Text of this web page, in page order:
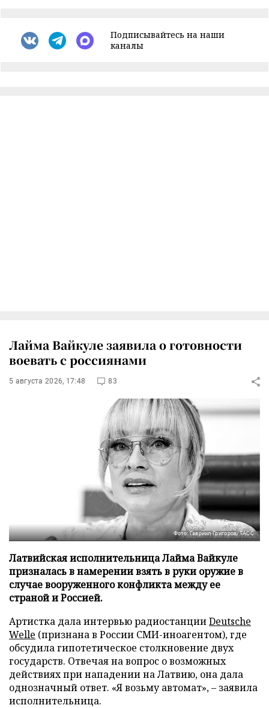
Подписывайтесь на наши
каналы
Лайма Вайкуле заявила о готовности
воевать с россиянами
5 августа 2026, 17:48 83
Фото: Гавриил Григоров/ТАСС
Латвийская исполнительница Лайма Вайкуле
призналась в намерении взять в руки оружие в
случае вооруженного конфликта между ее
страной и Россией.
Артистка дала интервью радиостанцииDeutsche
Welle (признана в России СМИ-иноагентом), где
обсудила гипотетическое столкновение двух
государств. Отвечая на вопрос о возможных
действиях при нападении на Латвию, она дала
однозначный ответ. «Я возьму автомат», – заявила
исполнительница.